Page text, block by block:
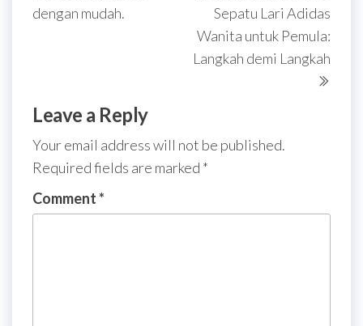
dengan mudah.
Sepatu Lari Adidas
Wanita untuk Pemula:
Langkah demi Langkah
Leave a Reply
Your email address will not be published.
Required fields are marked *
Comment*